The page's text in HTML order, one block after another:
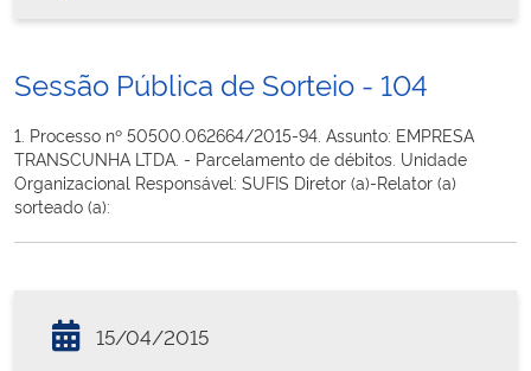
Sessão Pública de Sorteio - 104
1. Processo nº 50500.062664/2015-94. Assunto: EMPRESA
TRANSCUNHA LTDA. - Parcelamento de débitos. Unidade
Organizacional Responsável: SUFIS Diretor (a)-Relator (a)
sorteado (a):
15/04/2015